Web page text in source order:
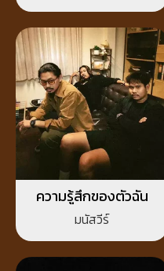
ความรู้สึกของตัวฉัน
มนัสวีร์